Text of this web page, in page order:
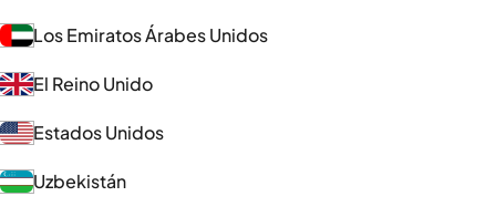
Los Emiratos Árabes Unidos
El Reino Unido
Estados Unidos
Uzbekistán